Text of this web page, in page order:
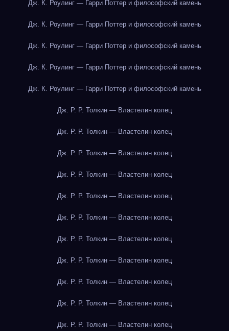
Дж. К. Роулинг — Гарри Поттер и философский камень
Дж. К. Роулинг — Гарри Поттер и философский камень
Дж. К. Роулинг — Гарри Поттер и философский камень
Дж. К. Роулинг — Гарри Поттер и философский камень
Дж. К. Роулинг — Гарри Поттер и философский камень
Дж. Р. Р. Толкин — Властелин колец
Дж. Р. Р. Толкин — Властелин колец
Дж. Р. Р. Толкин — Властелин колец
Дж. Р. Р. Толкин — Властелин колец
Дж. Р. Р. Толкин — Властелин колец
Дж. Р. Р. Толкин — Властелин колец
Дж. Р. Р. Толкин — Властелин колец
Дж. Р. Р. Толкин — Властелин колец
Дж. Р. Р. Толкин — Властелин колец
Дж. Р. Р. Толкин — Властелин колец
Дж. Р. Р. Толкин — Властелин колец